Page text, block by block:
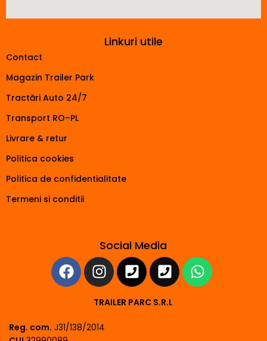
Linkuri utile
Contact
Magazin Trailer Park
Tractări Auto 24/7
Transport RO–PL
Livrare & retur
Politica cookies
Politica de confidentialitate
Termeni si conditii
Social Media
TRAILER PARC S.R.L
Reg. com. J31/138/2014